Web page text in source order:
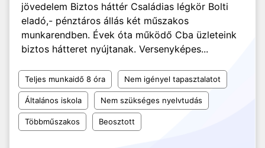
jövedelem Biztos háttér Családias légkör Bolti
eladó,- pénztáros állás két műszakos
munkarendben. Évek óta működő Cba üzleteink
biztos hátteret nyújtanak. Versenyképes...
Teljes munkaidő 8 óra Nem igényel tapasztalatot
Általános iskola Nem szükséges nyelvtudás
Többműszakos Beosztott